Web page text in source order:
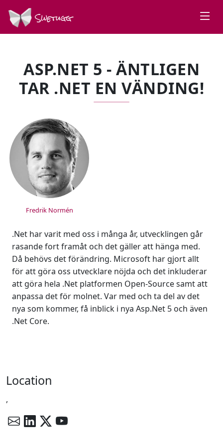
Swetugg
ASP.NET 5 - ÄNTLIGEN
TAR .NET EN VÄNDING!
SPEAKERS
Fredrik Normén
.Net har varit med oss i många år, utvecklingen går
rasande fort framåt och det gäller att hänga med.
Då behövs det förändring. Microsoft har gjort allt
för att göra oss utvecklare nöjda och det inkluderar
att göra hela .Net platformen Open-Source samt att
anpassa det för molnet. Var med och ta del av det
nya som kommer, få inblick i nya Asp.Net 5 och även
.Net Core.
Location
,